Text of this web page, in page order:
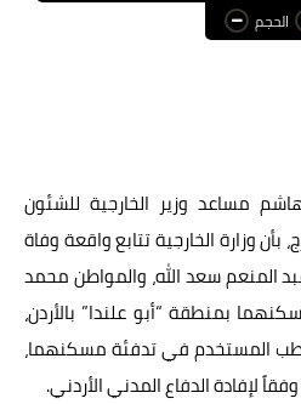
عالم المرأة
أخبار النجوم
أخبار العالم
الحجم
مساعد وزير الخارجية للشئون
وزارة الخارجية تتابع واقعة وفاة
المنعم سعد الله، والمواطن محمد
بمنطقة “أبو علندا” بالأردن،
المستخدم في تدفئة مسكنهما،
لإفادة الدفاع المدني الأردني.